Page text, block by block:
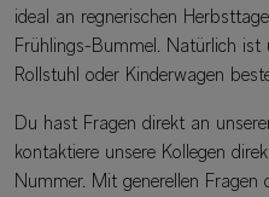
ideal an regnerischen
Frühlings-Bummel. Natürlich ist
Rollstuhl oder Kinderwagen
Du hast Fragen direkt an
kontaktiere unsere Kollegen
Nummer. Mit generellen